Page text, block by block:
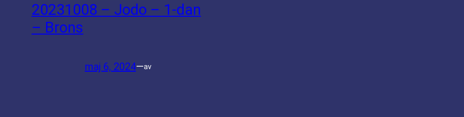
20231008 – Jodo – 1-dan
– Brons
maj 6, 2024—av